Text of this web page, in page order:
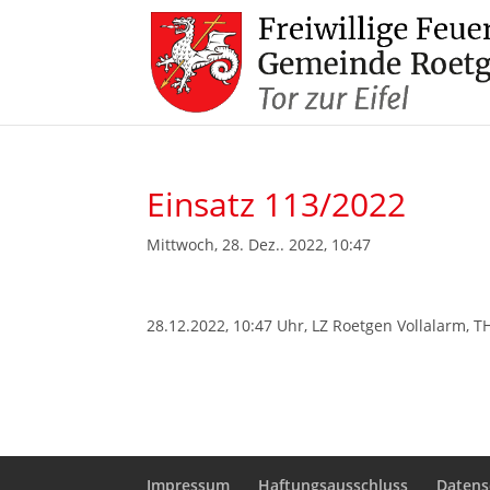
Einsatz 113/2022
Mittwoch, 28. Dez.. 2022, 10:47
28.12.2022, 10:47 Uhr, LZ Roetgen Vollalarm,
Impressum Haftungsausschluss